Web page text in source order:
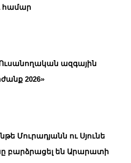
համար
ազգային
2026»
Մուրադյանն ու Սյունե
բարձրացել են Արարատի